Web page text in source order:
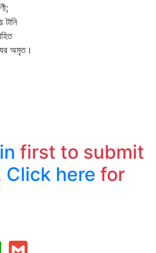
first to submit
Click here for